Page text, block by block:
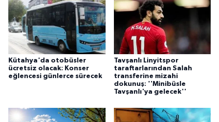
Kütahya'da otobüsler
ücretsiz olacak: Konser
eğlencesi günlerce sürecek
Tavşanlı Linyitspor
taraftarlarından Salah
transferine mizahi
dokunuş: ''Minibüsle
Tavşanlı'ya gelecek''